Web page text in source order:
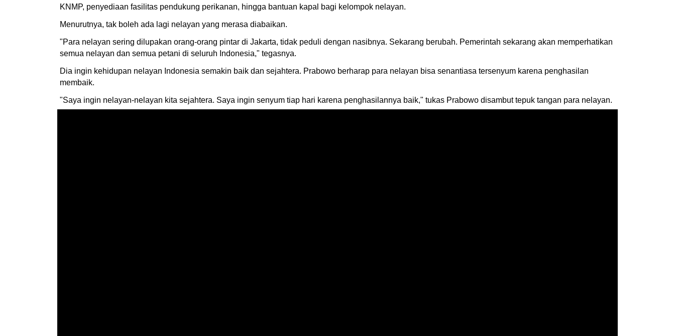
KNMP, penyediaan fasilitas pendukung perikanan, hingga bantuan kapal bagi kelompok nelayan.
Menurutnya, tak boleh ada lagi nelayan yang merasa diabaikan.
"Para nelayan sering dilupakan orang-orang pintar di Jakarta, tidak peduli dengan nasibnya. Sekarang berubah. Pemerintah sekarang akan memperhatikan
semua nelayan dan semua petani di seluruh Indonesia," tegasnya.
Dia ingin kehidupan nelayan Indonesia semakin baik dan sejahtera. Prabowo berharap para nelayan bisa senantiasa tersenyum karena penghasilan
membaik.
"Saya ingin nelayan-nelayan kita sejahtera. Saya ingin senyum tiap hari karena penghasilannya baik," tukas Prabowo disambut tepuk tangan para nelayan.